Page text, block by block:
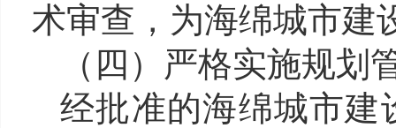
术审查，为海绵城市建
（四）严格实施规划
经批准的海绵城市建